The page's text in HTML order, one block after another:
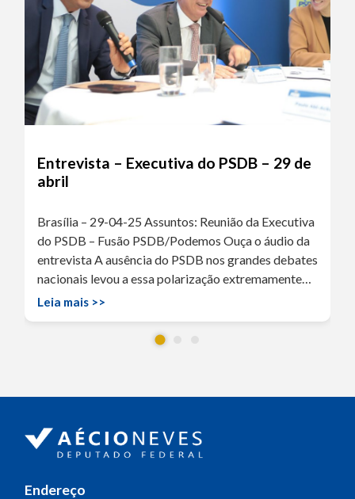
Entrevista – Executiva do PSDB – 29 de
abril
Brasília – 29-04-25 Assuntos: Reunião da Executiva
do PSDB – Fusão PSDB/Podemos Ouça o áudio da
entrevista A ausência do PSDB nos grandes debates
nacionais levou a essa polarização extremamente…
Leia mais >>
Endereço